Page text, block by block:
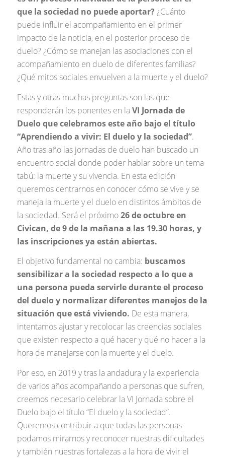
que la sociedad no puede aportar?¿Cuánto
puede influir el acompañamiento en el primer
impacto de la noticia, en el posterior proceso de
duelo? ¿Cómo se manejan las asociaciones con el
acompañamiento en duelo de diferentes familias?
¿Qué mitos sociales envuelven a la muerte y el duelo?
Estas y otras muchas preguntas son las que
responderán los ponentes en la VI Jornada de
Duelo que celebramos este año bajo el título
“Aprendiendo a vivir: El duelo y la sociedad”.
Año tras año las jornadas de duelo han buscado un
encuentro social donde poder hablar sobre un tema
tabú: la muerte y su vivencia. En esta edición
queremos centrarnos en conocer cómo se vive y se
maneja la muerte y el duelo en distintos ámbitos de
la sociedad. Será el próximo26 de octubre en
Civican, de 9 de la mañana a las 19.30 horas, y
las inscripciones ya están abiertas.
El objetivo fundamental no cambia: buscamos
sensibilizar a la sociedad respecto a lo que a
una persona pueda servirle durante el proceso
del duelo y normalizar diferentes manejos de la
situación que está viviendo. De esta manera,
intentamos ajustar y recolocar las creencias sociales
que existen respecto a qué hacer y qué no hacer a la
hora de manejarse con la muerte y el duelo.
Por eso, en 2019 y tras la andadura y la experiencia
de varios años acompañando a personas que sufren,
creemos necesario celebrar la VI Jornada sobre el
Duelo bajo el título “El duelo y la sociedad”.
Queremos contribuir a que todas las personas
podamos mirarnos y reconocer nuestras dificultades
y también nuestras fortalezas a la hora de vivir el